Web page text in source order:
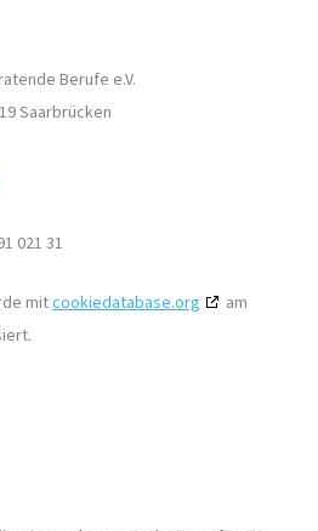
Berufe e.V.
Saarbrücken
021 31
mitcookiedatabase.org
am